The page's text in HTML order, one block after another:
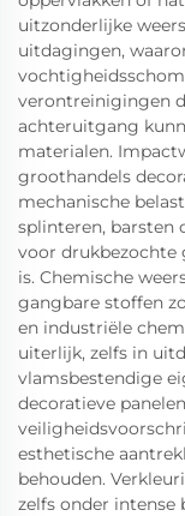
uitzonderlijke
uitdagingen,
verontreinigingen
achteruitgang
materialen.
groothandels
mechanische
splinteren, barsten
voor drukbezochte
is. Chemische
gangbare stoffen
en industriële
uiterlijk, zelfs in
vlamsbestendige
decoratieve
esthetische
behouden.
zelfs onder